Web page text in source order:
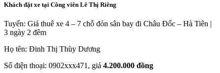
Khách đặt xe tại Công viên Lê Thị Riêng
Tuyến: Giá thuê xe 4 – 7 chỗ đón sân bay đi Châu Đốc – Hà Tiên |
3 ngày 2 đêm
Họ tên: Đinh Thị Thùy Dương
Số điện thoại: 0902xxx471, giá 4.200.000 đồng